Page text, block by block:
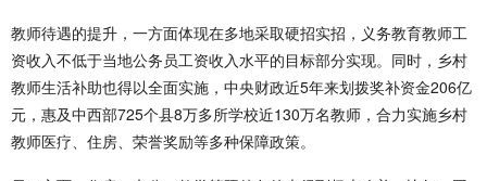
教师待遇的提升，一方面体现在多地采取硬招实招，义务教育教师工
资收入不低于当地公务员工资收入水平的目标部分实现。同时，乡村
教师生活补助也得以全面实施，中央财政近5年来划拨奖补资金206亿
元，惠及中西部725个县8万多所学校近130万名教师，合力实施乡村
教师医疗、住房、荣誉奖励等多种保障政策。